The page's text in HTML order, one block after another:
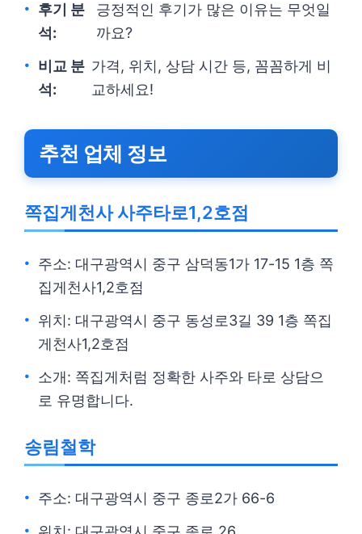
후기 분
석:
긍정적인 후기가 많은 이유는 무엇일
까요?
비교 분
석:
가격, 위치, 상담 시간 등, 꼼꼼하게 비
교하세요!
추천 업체 정보
쪽집게천사 사주타로1,2호점
주소: 대구광역시 중구 삼덕동1가 17-15 1층 쪽
집게천사1,2호점
위치: 대구광역시 중구 동성로3길 39 1층 쪽집
게천사1,2호점
소개: 쪽집게처럼 정확한 사주와 타로 상담으
로 유명합니다.
송림철학
주소: 대구광역시 중구 종로2가 66-6